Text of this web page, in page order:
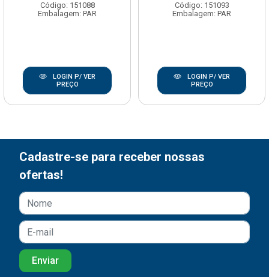
Código: 151088
Embalagem: PAR
LOGIN P/ VER
PREÇO
Código: 151093
Embalagem: PAR
LOGIN P/ VER
PREÇO
Cadastre-se para receber nossas
ofertas!